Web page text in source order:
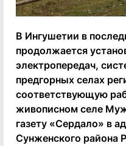
В Ингушетии в
продолжается
электропередач,
предгорных селах
соответствующую
живописном селе
газету «Сердало» в
Сунженского района